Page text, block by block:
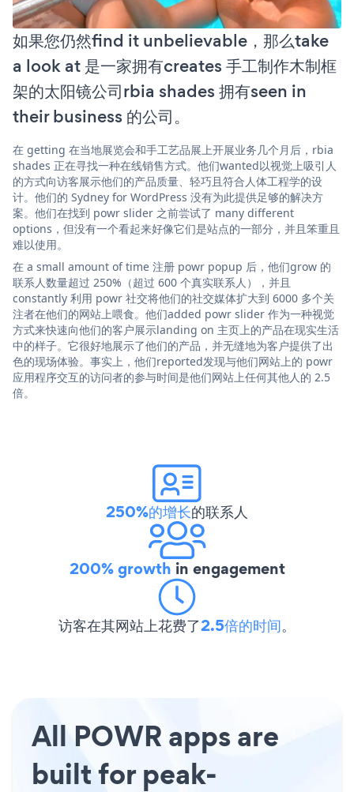
如果您仍然find it unbelievable，那么take
a look at 是一家拥有creates 手工制作木制框
架的太阳镜公司rbia shades 拥有seen in
their business 的公司。
在 getting 在当地展览会和手工艺品展上开展业务几个月后，rbia
shades 正在寻找一种在线销售方式。他们wanted以视觉上吸引人
的方式向访客展示他们的产品质量、轻巧且符合人体工程学的设
计。他们的 Sydney for WordPress 没有为此提供足够的解决方
案。他们在找到 powr slider 之前尝试了 many different
options，但没有一个看起来好像它们是站点的一部分，并且笨重且
难以使用。
在 a small amount of time 注册 powr popup 后，他们grow 的
联系人数量超过 250%（超过 600 个真实联系人），并且
constantly 利用 powr 社交将他们的社交媒体扩大到 6000 多个关
注者在他们的网站上喂食。他们added powr slider 作为一种视觉
方式来快速向他们的客户展示landing on 主页上的产品在现实生活
中的样子。它很好地展示了他们的产品，并无缝地为客户提供了出
色的现场体验。事实上，他们reported发现与他们网站上的 powr
应用程序交互的访问者的参与时间是他们网站上任何其他人的 2.5
倍。
250%的增长的联系人
200% growth in engagement
访客在其网站上花费了2.5倍的时间。
All POWR apps are
built for peak-